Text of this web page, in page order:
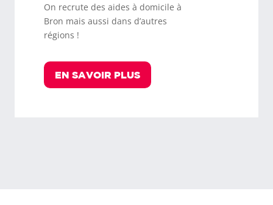
On recrute des aides à domicile à
Bron mais aussi dans d’autres
régions !
EN SAVOIR PLUS